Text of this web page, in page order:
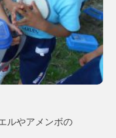
ルやアメンボの